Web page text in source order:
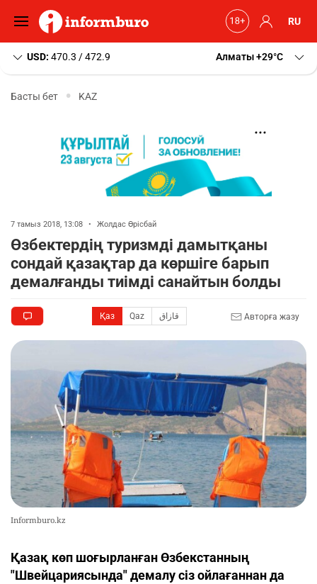
RU
USD: 470.3 / 472.9 Алматы+29 C
Басты бет KAZ
7 тамыз 2018, 13:08 • Жолдас Өрісбай
Өзбектердің туризмді дамытқаны
сондай қазақтар да көршіге барып
демалғанды тиімді санайтын болды
Қаз Qaz قازاق Авторға жазу
Informburo.kz
Қазақ көп шоғырланған Өзбекстанның
"Швейцариясында" демалу сіз ойлағаннан да